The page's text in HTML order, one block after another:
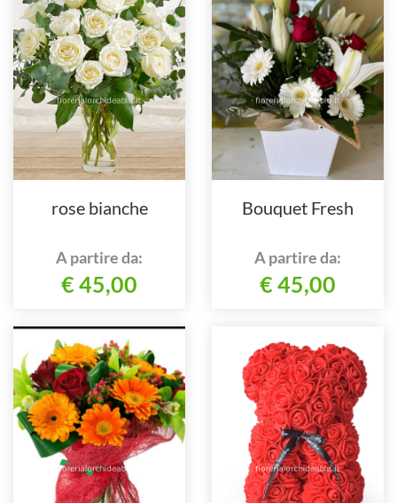
rose bianche
A partire da:
€ 45,00
Bouquet Fresh
A partire da:
€ 45,00